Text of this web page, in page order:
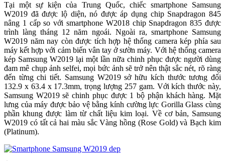
Tại một sự kiện của Trung Quốc, chiếc smartphone Samsung
W2019 đã được lộ diện, nó được áp dụng chip Snapdragon 845
nâng 1 cấp so với smartphone W2018 chip Snapdragon 835 được
trình làng tháng 12 năm ngoái. Ngoài ra, smartphone Samsung
W2019 năm nay còn được tích hợp hệ thống camera kép phía sau
máy kết hợp với cảm biến vân tay ở sườn máy. Với hệ thống camera
kép Samsung W2019 lại một lần nữa chinh phục được người dùng
đam mê chụp ảnh selfei, mọi bức ảnh sẽ trở nên thật sắc nét, rõ ràng
đến từng chi tiết. Samsung W2019 sở hữu kích thước tương đối
132.9 x 63.4 x 17.3mm, trọng lượng 257 gam. Với kích thước này,
Samsung W2019 sẽ chinh phục được 1 bộ phận khách hàng. Mặt
lưng của máy được bảo vệ bằng kính cường lực Gorilla Glass cùng
phần khung được làm từ chất liệu kim loại. Về cơ bản, Samsung
W2019 có tất cả hai màu sắc Vàng hồng (Rose Gold) và Bạch kim
(Platinum).